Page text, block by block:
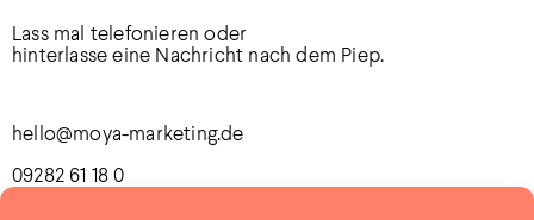
Lass mal telefonieren oder
hinterlasse eine Nachricht nach dem Piep.
hello@moya-marketing.de
09282 61 18 0